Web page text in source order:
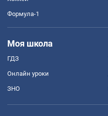
Формула-1
Моя школа
ГДЗ
Онлайн уроки
ЗНО